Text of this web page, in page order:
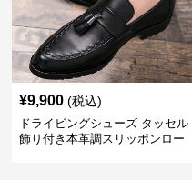
¥9,900 (税込)
ドライビングシューズ タッセル
飾り付き本革調スリッポンロー